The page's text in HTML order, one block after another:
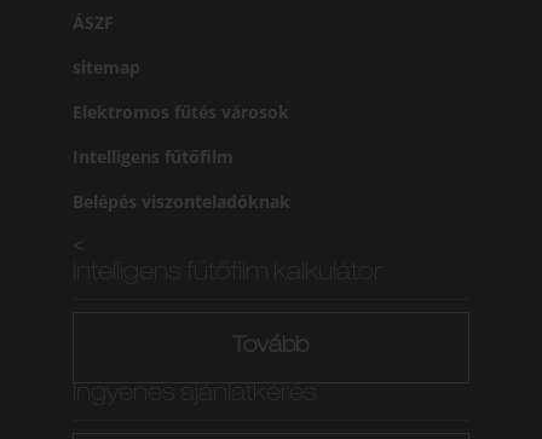
ÁSZF
sitemap
Elektromos fűtés városok
Intelligens fűtőfilm
Belépés viszonteladóknak
<
Tovább